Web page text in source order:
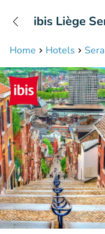
Home Hotels
ibis Liège